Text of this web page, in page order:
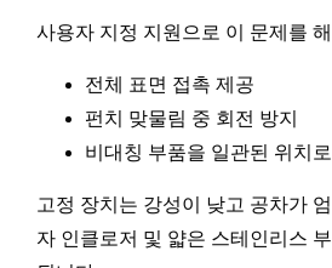
사용자 지정 지원으로 이 문제를
전체 표면 접촉 제공
펀치 맞물림 중 회전 방지
비대칭 부품을 일관된 위치로
고정 장치는 강성이 낮고 공차가
자 인클로저 및 얇은 스테인리스